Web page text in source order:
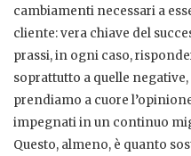
cambiamenti necessari a
cliente: vera chiave del
prassi, in ogni caso,
soprattutto a quelle
prendiamo a cuore
impegnati in un continuo
Questo, almeno, è quanto